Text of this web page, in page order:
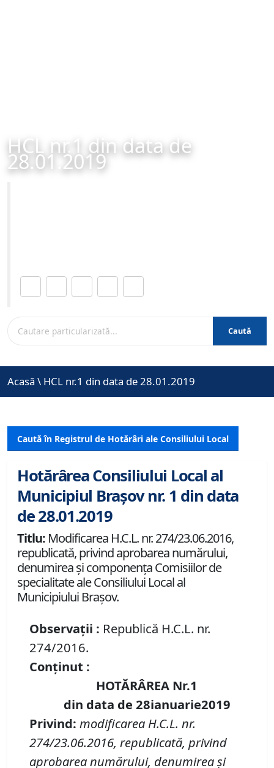
HCL nr.1 din data de
28.01.2019
Caută
Acasă \ HCL nr.1 din data de 28.01.2019
Caută în Registrul de Hotărâri ale Consiliului Local
Hotărârea Consiliului Local al
Municipiul Brașov nr. 1 din data
de 28.01.2019
Titlu: Modificarea H.C.L. nr. 274/23.06.2016,
republicată, privind aprobarea numărului,
denumirea şi componenţa Comisiilor de
specialitate ale Consiliului Local al
Municipiului Braşov.
Observații : Republică H.C.L. nr.
274/2016.
Conținut :
HOTĂRÂREA Nr.1
din data de 28ianuarie2019
Privind: modificarea H.C.L. nr.
274/23.06.2016, republicată, privind
aprobarea numărului, denumirea şi